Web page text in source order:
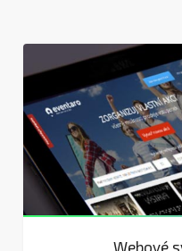
Webové